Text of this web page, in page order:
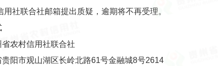
社联合社邮箱提出质疑，逾期将不再受理。
农村信用社联合社
阳市观山湖区长岭北路61号金融城8号2614